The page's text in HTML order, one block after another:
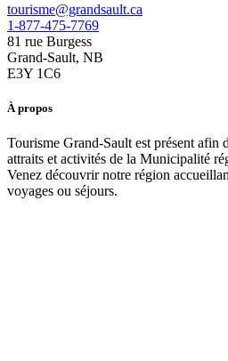
tourisme@grandsault.ca
1-877-475-7769
81 rue Burgess
Grand-Sault, NB
E3Y 1C6
À propos
Tourisme Grand-Sault est présent afin
attraits et activités de la Municipalité
Venez découvrir notre région
voyages ou séjours.